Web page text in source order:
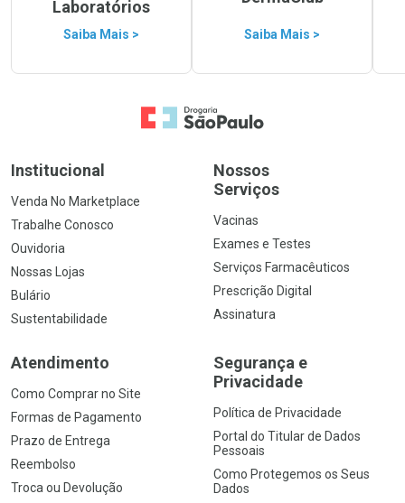
Laboratórios
Saiba Mais > Saiba Mais >
Ir para a Home
Institucional
Venda No Marketplace
Trabalhe Conosco
Ouvidoria
Nossas Lojas
Bulário
Sustentabilidade
Nossos
Serviços
Vacinas
Exames e Testes
Serviços Farmacêuticos
Prescrição Digital
Assinatura
Atendimento
Como Comprar no Site
Formas de Pagamento
Prazo de Entrega
Reembolso
Troca ou Devolução
Segurança e
Privacidade
Política de Privacidade
Portal do Titular de Dados
Pessoais
Como Protegemos os Seus
Dados